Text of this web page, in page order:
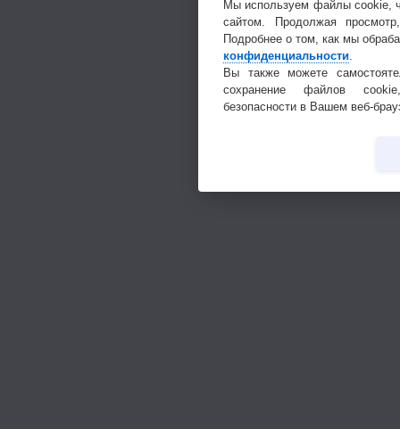
Мы используем файлы cookie,
сайтом. Продолжая
Подробнее о том, как мы
конфиденциальности.
Вы также можете
сохранение файлов
безопасности в Вашем веб-